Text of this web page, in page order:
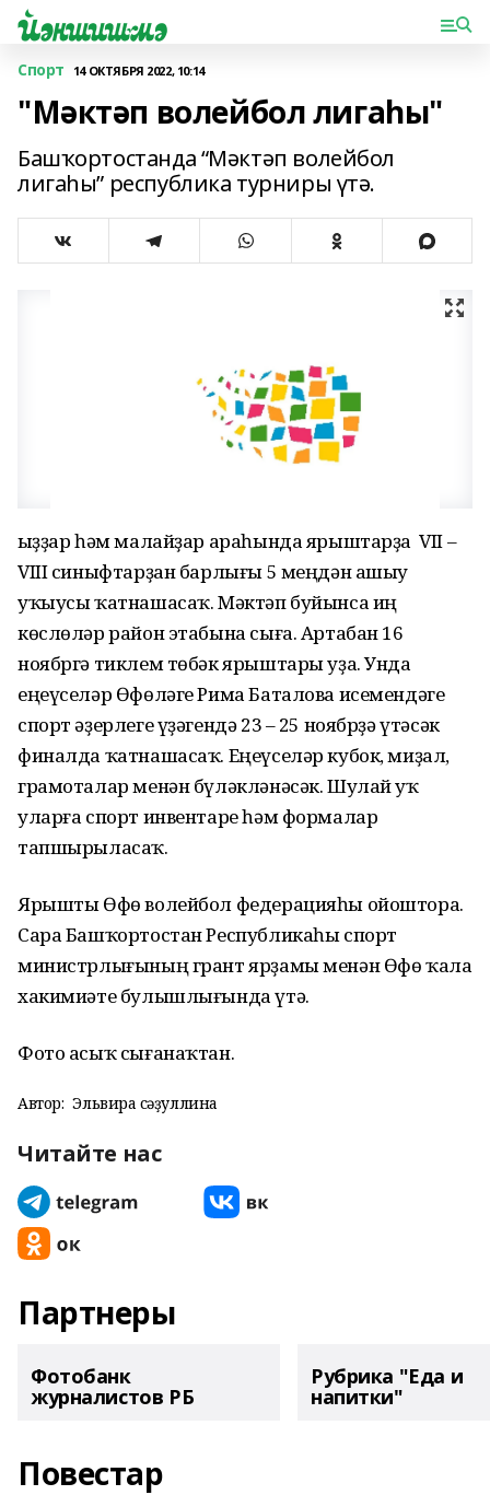
Спорт 14 ОКТЯБРЯ 2022, 10:14
"Мәктәп волейбол лигаһы"
Башҡортостанда “Мәктәп волейбол
лигаһы” республика турниры үтә.
Ҡыҙҙар һәм малайҙар араһында ярыштарҙа VII –
VIII синыфтарҙан барлығы 5 меңдән ашыу
уҡыусы ҡатнашасаҡ. Мәктәп буйынса иң
көслөләр район этабына сыға. Артабан 16
ноябргә тиклем төбәк ярыштары уҙа. Унда
еңеүселәр Өфөләге Рима Баталова исемендәге
спорт әҙерлеге үҙәгендә 23 – 25 ноябрҙә үтәсәк
финалда ҡатнашасаҡ. Еңеүселәр кубок, миҙал,
грамоталар менән бүләкләнәсәк. Шулай уҡ
уларға спорт инвентаре һәм формалар
тапшырыласаҡ.
Ярышты Өфө волейбол федерацияһы ойоштора.
Сара Башҡортостан Республикаһы спорт
министрлығының грант ярҙамы менән Өфө ҡала
хакимиәте булышлығында үтә.
Фото асыҡ сығанаҡтан.
Автор: Эльвира Әсәҙуллина
Читайте нас
Партнеры
Фотобанк
журналистов РБ
Рубрика "Еда и
напитки"
Повестар